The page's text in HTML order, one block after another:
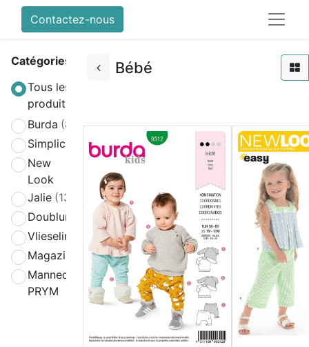
Contactez-nous
Catégories
Tous les
produits
Burda (808)
Simplicity
(580)
New
Look
(270)
Jalie (139)
Doublure
Vlieseline
Magazines
(19)
Mannequin
PRYM
(4)
Bébé